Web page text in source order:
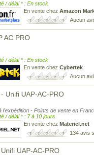
/ délai * : En stock
En vente chez Amazon
Aucun
AC PRO
/ délai * : En stock
En vente chez Cybertek
Aucun
Unifi UAP-AC-PRO
l'expédition - Points de vente en
/ délai * : 7 à 10 jours
En vente chez Materiel.net
134 avis
UAP-AC-PRO